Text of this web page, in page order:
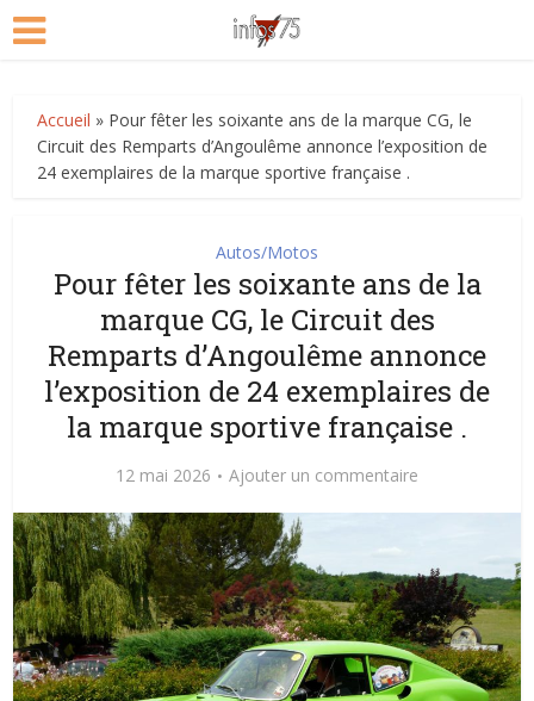
Accueil » Pour fêter les soixante ans de la marque CG, le
Circuit des Remparts d’Angoulême annonce l’exposition de
24 exemplaires de la marque sportive française .
Autos/Motos
Pour fêter les soixante ans de la
marque CG, le Circuit des
Remparts d’Angoulême annonce
l’exposition de 24 exemplaires de
la marque sportive française .
12 mai 2026 Ajouter un commentaire